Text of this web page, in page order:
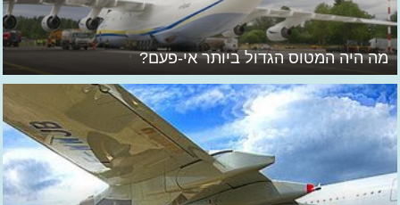
מה היה המטוס הגדול ביותר אי-פעם?